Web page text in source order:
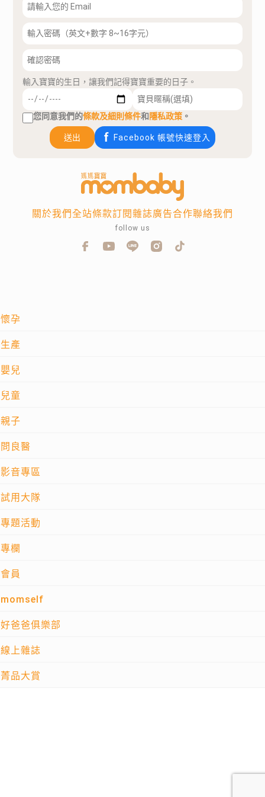
輸入寶寶的生日，讓我們記得寶寶重要的日子。
您同意我們的條款及細則條件和隱私政策 。
送出 Facebook 帳號快速登入
懷孕
生產
嬰兒
兒童
親子
問良醫
影音專區
試用大隊
專題活動
專欄
會員
momself
好爸爸俱樂部
線上雜誌
菁品大賞
關於我們全站條款訂閱雜誌廣告合作聯絡我們
follow us